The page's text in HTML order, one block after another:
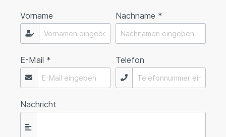
Vorname Nachname *
E-Mail * Telefon
Nachricht